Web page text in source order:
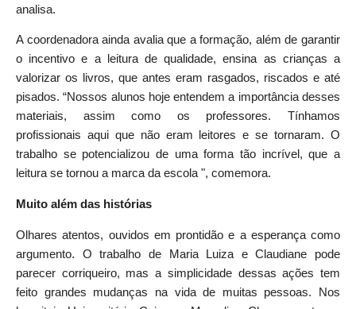
analisa.
A coordenadora ainda avalia que a formação, além de garantir
o incentivo e a leitura de qualidade, ensina as crianças a
valorizar os livros, que antes eram rasgados, riscados e até
pisados. “Nossos alunos hoje entendem a importância desses
materiais, assim como os professores. Tínhamos
profissionais aqui que não eram leitores e se tornaram. O
trabalho se potencializou de uma forma tão incrível, que a
leitura se tornou a marca da escola ", comemora.
Muito além das histórias
Olhares atentos, ouvidos em prontidão e a esperança como
argumento. O trabalho de Maria Luiza e Claudiane pode
parecer corriqueiro, mas a simplicidade dessas ações tem
feito grandes mudanças na vida de muitas pessoas. Nos